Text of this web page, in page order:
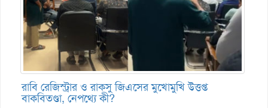
রাবি রেজিস্ট্রার ও রাকসু জিএসের মুখোমুখি উত্তপ্ত
বাকবিতণ্ডা, নেপথ্যে কী?